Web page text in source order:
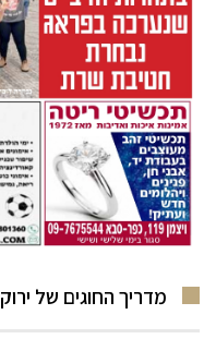
מדריך החוגים של ירוק